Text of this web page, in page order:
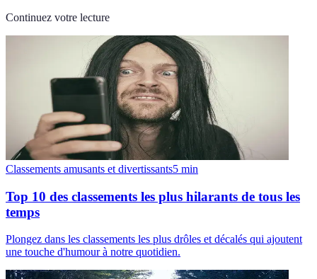
Continuez votre lecture
Classements amusants et divertissants5 min
Top 10 des classements les plus hilarants de tous les
temps
Plongez dans les classements les plus drôles et décalés qui ajoutent
une touche d'humour à notre quotidien.